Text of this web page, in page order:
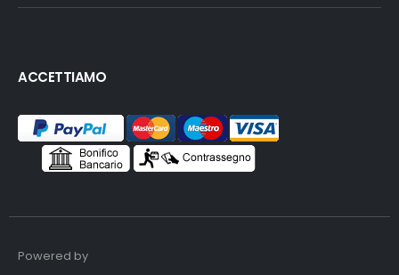
ACCETTIAMO
Powered by